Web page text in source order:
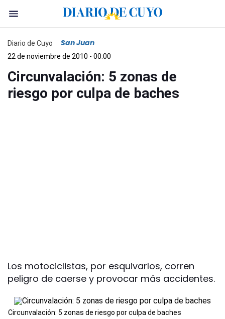
Diario de Cuyo San Juan
22 de noviembre de 2010 - 00:00
Circunvalación: 5 zonas de
riesgo por culpa de baches
Los motociclistas, por esquivarlos, corren
peligro de caerse y provocar más accidentes.
Circunvalación: 5 zonas de riesgo por culpa de baches